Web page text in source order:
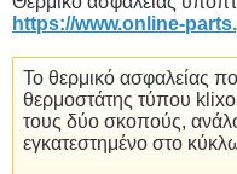
https://www.online-
Το θερμικό ασφαλείας
θερμοστάτης τύπου
τους δύο σκοπούς,
εγκατεστημένο στο